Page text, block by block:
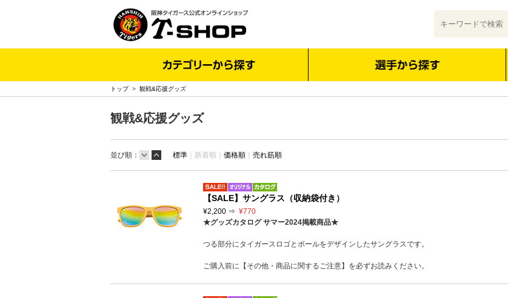
トップ> 観戦&応援グッズ
観戦&応援グッズ
並び順： 標準 ｜ 新着順｜ 価格順 ｜ 売れ筋順
【SALE】サングラス（収納袋付き）
¥2,200 ⇒ ¥770
★グッズカタログ サマー2024掲載商品★
つる部分にタイガースロゴとボールをデザインしたサングラスです。
ご購入前に【その他・商品に関するご注意】を必ずお読みください。